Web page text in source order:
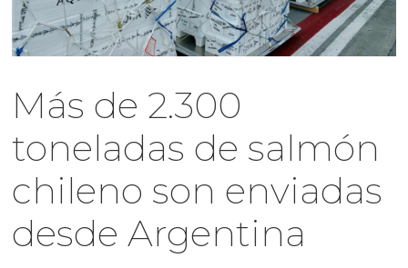
Más de 2.300
toneladas de salmón
chileno son enviadas
desde Argentina